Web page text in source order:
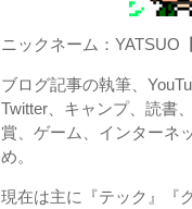
ニックネーム：YATSUO
ブログ記事の執筆、
Twitter、キャンプ、読書
賞、ゲーム、インターネ
め。
現在は主に『テック』『